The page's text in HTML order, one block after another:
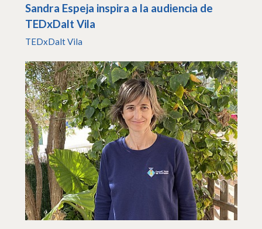
Sandra Espeja inspira a la audiencia de
TEDxDalt Vila
TEDxDalt Vila